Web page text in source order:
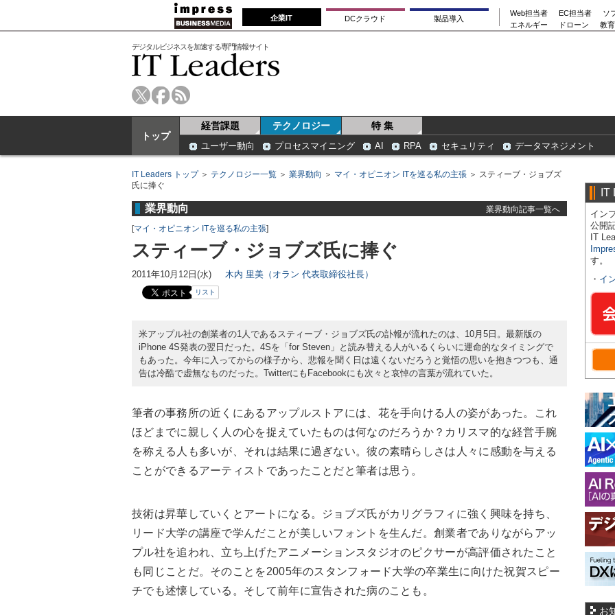
企業IT DCクラウド 製品導入
Web担当者 EC担当者
ソ
エネルギー
ドローン 教
デジタルビジネスを加速する専門情報サイト
トップ
経営課題 テクノロジー 特 集
ユーザー動向 プロセスマイニング AI RPA セキュリティ データマネジメント
IT Leaders トップ＞ テクノロジー一覧 ＞ 業界動向 ＞ マイ・オピニオン ITを巡る私の主張 ＞ スティーブ・ジョブズ
氏に捧ぐ
業界動向
業界動向記事一覧へ
[マイ・オピニオン ITを巡る私の主張]
スティーブ・ジョブズ氏に捧ぐ
2011年10月12日(水) 木内 里美（オラン 代表取締役社長）
リスト
米アップル社の創業者の1人であるスティーブ・ジョブズ氏の訃報が流れたのは、10月5日。最新版の
iPhone 4S発表の翌日だった。4Sを「for Steven」と読み替える人がいるくらいに運命的なタイミングで
もあった。今年に入ってからの様子から、悲報を聞く日は遠くないだろうと覚悟の思いを抱きつつも、通
告は冷酷で虚無なものだった。TwitterにもFacebookにも次々と哀悼の言葉が流れていた。
筆者の事務所の近くにあるアップルストアには、花を手向ける人の姿があった。これ
ほどまでに親しく人の心を捉えていたものは何なのだろうか？カリスマ的な経営手腕
を称える人も多いが、それは結果に過ぎない。彼の素晴らしさは人々に感動を与える
ことができるアーティストであったことだと筆者は思う。
技術は昇華していくとアートになる。ジョブズ氏がカリグラフィに強く興味を持ち、
リード大学の講座で学んだことが美しいフォントを生んだ。創業者でありながらアッ
プル社を追われ、立ち上げたアニメーションスタジオのピクサーが高評価されたこと
も同じことだ。そのことを2005年のスタンフォード大学の卒業生に向けた祝賀スピー
チでも述懐している。そして前年に宣告された病のことも。
IT
イン
公開
IT
す。
・ イ
お